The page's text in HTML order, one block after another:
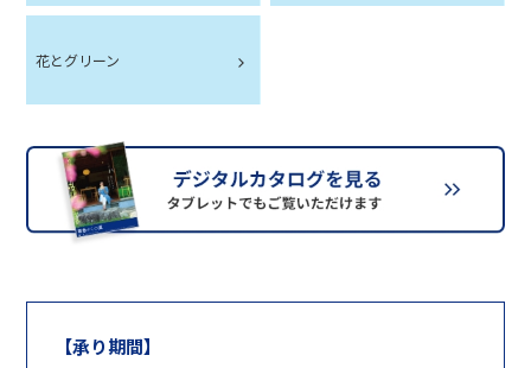
花とグリーン
【承り期間】